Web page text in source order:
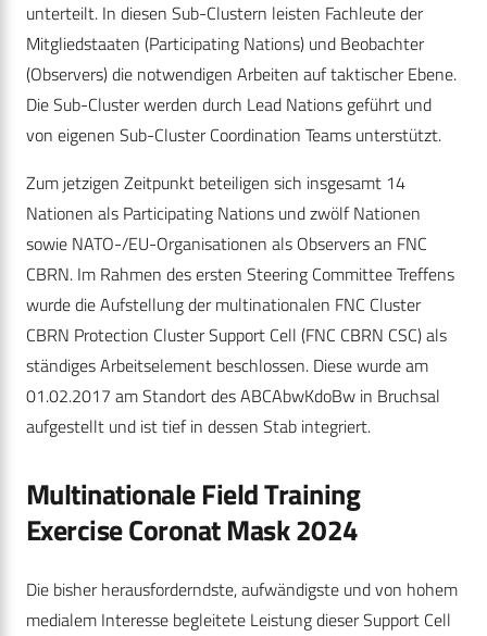
unterteilt. In diesen Sub-Clustern leisten Fachleute der
Mitgliedstaaten (Participating Nations) und Beobachter
(Observers) die notwendigen Arbeiten auf taktischer Ebene.
Die Sub-Cluster werden durch Lead Nations geführt und
von eigenen Sub-Cluster Coordination Teams unterstützt.
Zum jetzigen Zeitpunkt beteiligen sich insgesamt 14
Nationen als Participating Nations und zwölf Nationen
sowie NATO-/EU-Organisationen als Observers an FNC
CBRN. Im Rahmen des ersten Steering Committee Treffens
wurde die Aufstellung der multinationalen FNC Cluster
CBRN Protection Cluster Support Cell (FNC CBRN CSC) als
ständiges Arbeitselement beschlossen. Diese wurde am
01.02.2017 am Standort des ABCAbwKdoBw in Bruchsal
aufgestellt und ist tief in dessen Stab integriert.
Multinationale Field Training
Exercise Coronat Mask 2024
Die bisher herausforderndste, aufwändigste und von hohem
medialem Interesse begleitete Leistung dieser Support Cell